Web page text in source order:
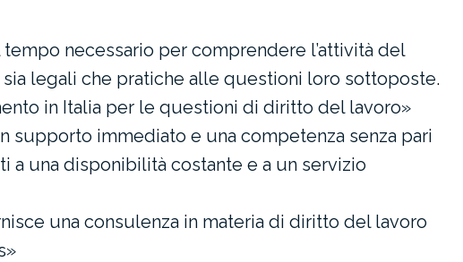
necessario per comprendere l’attività del
legali che pratiche alle questioni loro sottoposte.
in Italia per le questioni di diritto del lavoro»
supporto immediato e una competenza senza pari
a una disponibilità costante e a un servizio
una consulenza in materia di diritto del lavoro